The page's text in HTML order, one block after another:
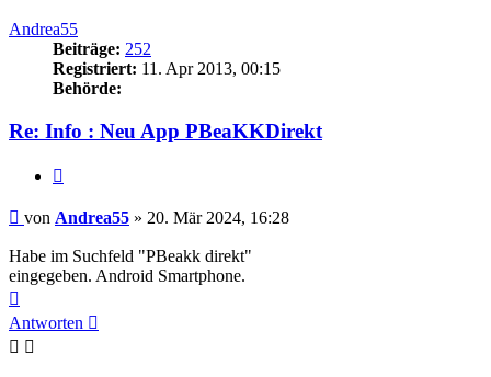
Andrea55
Beiträge: 252
Registriert: 11. Apr 2013, 00:15
Behörde:
Re: Info : Neu App PBeaKKDirekt
Beitrag
von Andrea55 » 20. Mär 2024, 16:28
Habe im Suchfeld "PBeakk direkt"
eingegeben. Android Smartphone.
oben
Antworten